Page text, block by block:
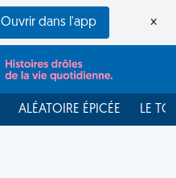
Ouvrir dans l'app ×
ALÉATOIRE ÉPICÉE LE